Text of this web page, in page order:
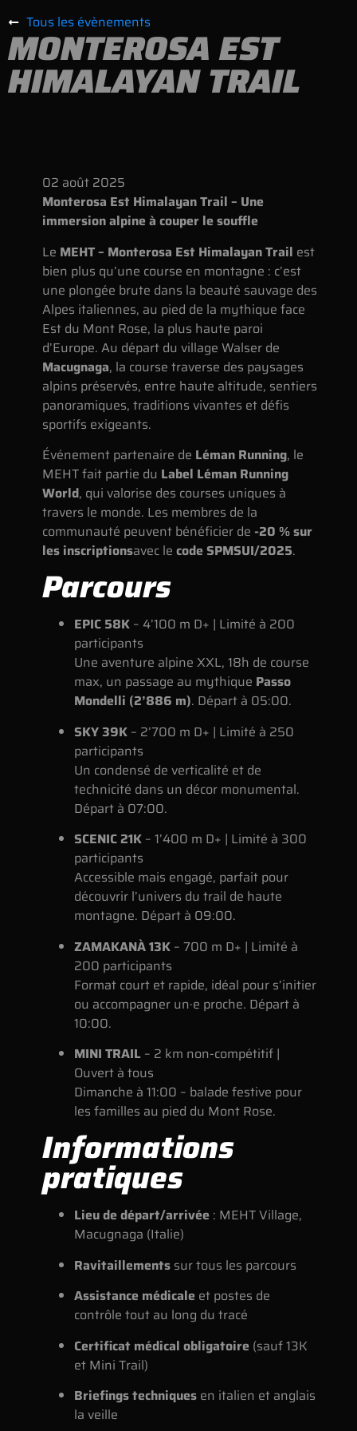
Tous les évènements
MONTEROSA EST
HIMALAYAN TRAIL
02 août 2025
Monterosa Est Himalayan Trail – Une
immersion alpine à couper le souffle
Le MEHT – Monterosa Est Himalayan Trail est
bien plus qu’une course en montagne : c’est
une plongée brute dans la beauté sauvage des
Alpes italiennes, au pied de la mythique face
Est du Mont Rose, la plus haute paroi
d’Europe. Au départ du village Walser de
Macugnaga, la course traverse des paysages
alpins préservés, entre haute altitude, sentiers
panoramiques, traditions vivantes et défis
sportifs exigeants.
Événement partenaire de Léman Running, le
MEHT fait partie du Label Léman Running
World, qui valorise des courses uniques à
travers le monde. Les membres de la
communauté peuvent bénéficier de -20 % sur
les inscriptionsavec le code SPMSUI/2025.
Parcours
EPIC 58K – 4’100 m D+ | Limité à 200
participants
Une aventure alpine XXL, 18h de course
max, un passage au mythique Passo
Mondelli (2’886 m). Départ à 05:00.
SKY 39K – 2’700 m D+ | Limité à 250
participants
Un condensé de verticalité et de
technicité dans un décor monumental.
Départ à 07:00.
SCENIC 21K – 1’400 m D+ | Limité à 300
participants
Accessible mais engagé, parfait pour
découvrir l’univers du trail de haute
montagne. Départ à 09:00.
ZAMAKANÀ 13K – 700 m D+ | Limité à
200 participants
Format court et rapide, idéal pour s’initier
ou accompagner un·e proche. Départ à
10:00.
MINI TRAIL – 2 km non-compétitif |
Ouvert à tous
Dimanche à 11:00 – balade festive pour
les familles au pied du Mont Rose.
Informations
pratiques
Lieu de départ/arrivée : MEHT Village,
Macugnaga (Italie)
Ravitaillements sur tous les parcours
Assistance médicale et postes de
contrôle tout au long du tracé
Certificat médical obligatoire (sauf 13K
et Mini Trail)
Briefings techniques en italien et anglais
la veille